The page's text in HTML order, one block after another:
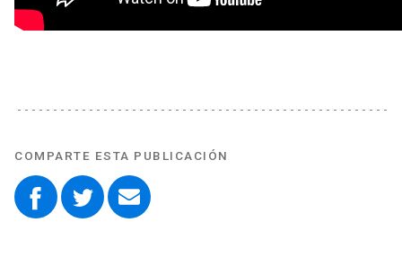
COMPARTE ESTA PUBLICACIÓN